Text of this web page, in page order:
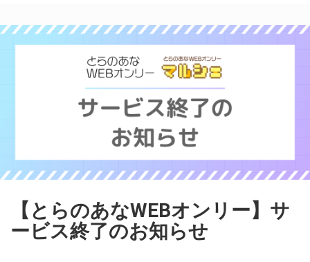
【とらのあなWEBオンリー】サ
ービス終了のお知らせ